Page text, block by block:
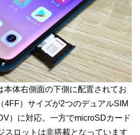
本体右側面の下側に配置されてお
4FF）サイズが2つのデュアルSIM
）に対応。一方でmicroSDカード
スロットは非搭載となっています